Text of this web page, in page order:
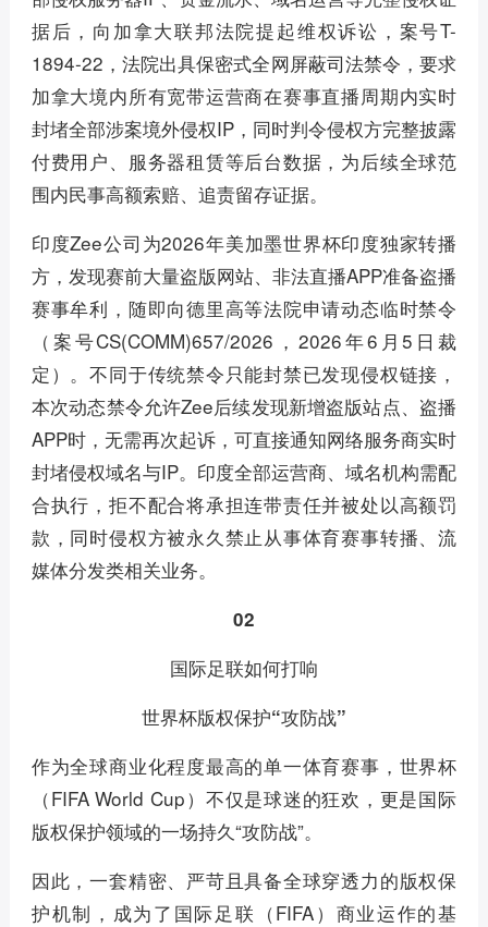
据后，向加拿大联邦法院提起维权诉讼，案号T-
1894-22，法院出具保密式全网屏蔽司法禁令，要求
加拿大境内所有宽带运营商在赛事直播周期内实时
封堵全部涉案境外侵权IP，同时判令侵权方完整披露
付费用户、服务器租赁等后台数据，为后续全球范
围内民事高额索赔、追责留存证据。
印度Zee公司为2026年美加墨世界杯印度独家转播
方，发现赛前大量盗版网站、非法直播APP准备盗播
赛事牟利，随即向德里高等法院申请动态临时禁令
（案号CS(COMM)657/2026，2026年6月5日裁
定）。不同于传统禁令只能封禁已发现侵权链接，
本次动态禁令允许Zee后续发现新增盗版站点、盗播
APP时，无需再次起诉，可直接通知网络服务商实时
封堵侵权域名与IP。印度全部运营商、域名机构需配
合执行，拒不配合将承担连带责任并被处以高额罚
款，同时侵权方被永久禁止从事体育赛事转播、流
媒体分发类相关业务。
02
国际足联如何打响
世界杯版权保护“攻防战”
作为全球商业化程度最高的单一体育赛事，世界杯
（FIFA World Cup）不仅是球迷的狂欢，更是国际
版权保护领域的一场持久“攻防战”。
因此，一套精密、严苛且具备全球穿透力的版权保
护机制，成为了国际足联（FIFA）商业运作的基